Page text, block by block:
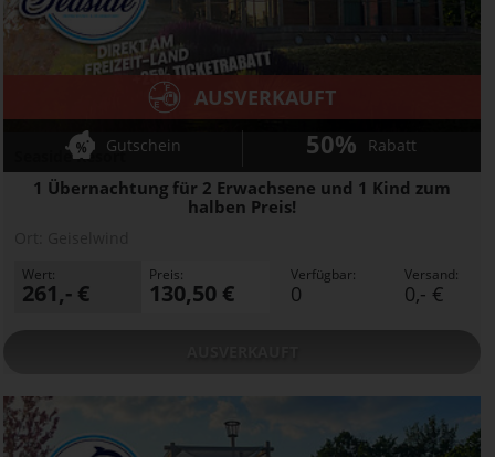
Seaside Resort
1 Übernachtung für 2 Erwachsene und 1 Kind zum
halben Preis!
AUSVERKAUFT
Gutschein 50% Rabatt
Wert:
261,- €
Preis:
130,50 €
Verfügbar:
0
Versand:
0,- €